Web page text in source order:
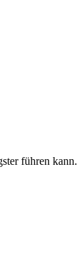
führen kann.